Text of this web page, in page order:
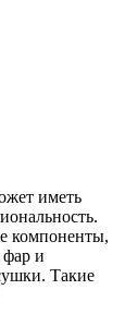
иметь
компоненты,
и
Такие